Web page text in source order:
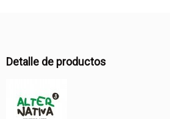
Detalle de productos